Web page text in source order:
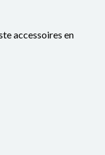
accessoires en